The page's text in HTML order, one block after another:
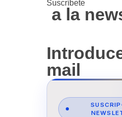
a a new
mail